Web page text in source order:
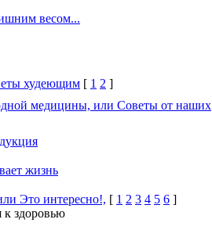
весом...
худеющим [ 1 2 ]
медицины, или Советы от наших
жизнь
Это интересно!, [ 1 2 3 4 5 6 ]
к здоровью